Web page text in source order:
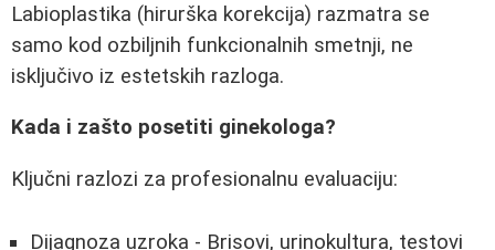
Labioplastika (hirurška korekcija) razmatra se
samo kod ozbiljnih funkcionalnih smetnji, ne
isključivo iz estetskih razloga.
Kada i zašto posetiti ginekologa?
Ključni razlozi za profesionalnu evaluaciju:
Dijagnoza uzroka - Brisovi, urinokultura, testovi